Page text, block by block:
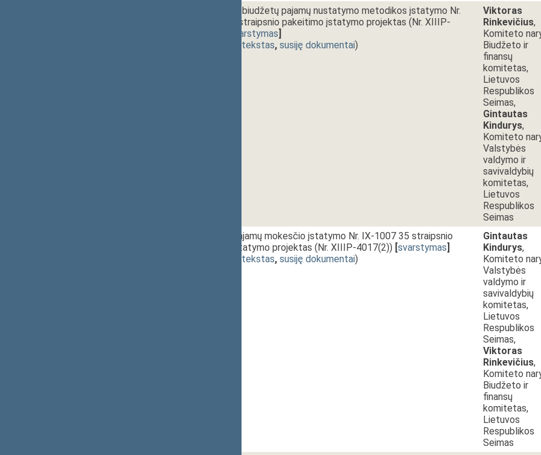
Savivaldybių biudžetų pajamų nustatymo metodikos įstatymo Nr.
VIII-385 10 straipsnio pakeitimo įstatymo projektas (Nr. XIIIP-
svarstymas]
dokumento tekstas, susiję dokumentai)
Viktoras
Rinkevičius,
Komiteto
Biudžeto ir
finansų
komitetas,
Lietuvos
Respublikos
Seimas,
Gintautas
Kindurys,
Komiteto
Valstybės
valdymo ir
savivaldybių
komitetas,
Lietuvos
Respublikos
Seimas
Gyventojų pajamų mokesčio įstatymo Nr. IX-1007 35 straipsnio
pakeitimo įstatymo projektas (Nr. XIIIP-4017(2)) [svarstymas]
dokumento tekstas, susiję dokumentai)
Gintautas
Kindurys,
Komiteto
Valstybės
valdymo ir
savivaldybių
komitetas,
Lietuvos
Respublikos
Seimas,
Viktoras
Rinkevičius,
Komiteto
Biudžeto ir
finansų
komitetas,
Lietuvos
Respublikos
Seimas